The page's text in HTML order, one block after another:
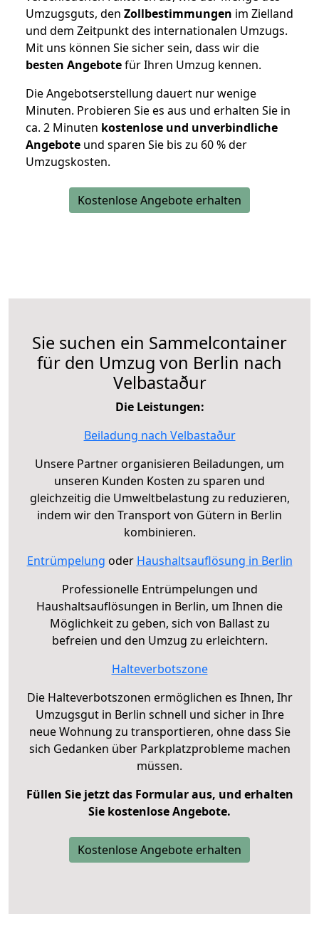
Umzugsguts, den Zollbestimmungen im Zielland
und dem Zeitpunkt des internationalen Umzugs.
Mit uns können Sie sicher sein, dass wir die
besten Angebotefür Ihren Umzug kennen.
Die Angebotserstellung dauert nur wenige
Minuten. Probieren Sie es aus und erhalten Sie in
ca. 2 Minuten kostenlose und unverbindliche
Angebote und sparen Sie bis zu 60 % der
Umzugskosten.
Kostenlose Angebote erhalten
Sie suchen ein Sammelcontainer
für den Umzug von Berlin nach
Velbastaður
Die Leistungen:
Beiladung nach Velbastaður
Unsere Partner organisieren Beiladungen, um
unseren Kunden Kosten zu sparen und
gleichzeitig die Umweltbelastung zu reduzieren,
indem wir den Transport von Gütern in Berlin
kombinieren.
Entrümpelung oder Haushaltsauflösung in Berlin
Professionelle Entrümpelungen und
Haushaltsauflösungen in Berlin, um Ihnen die
Möglichkeit zu geben, sich von Ballast zu
befreien und den Umzug zu erleichtern.
Halteverbotszone
Die Halteverbotszonen ermöglichen es Ihnen, Ihr
Umzugsgut in Berlin schnell und sicher in Ihre
neue Wohnung zu transportieren, ohne dass Sie
sich Gedanken über Parkplatzprobleme machen
müssen.
Füllen Sie jetzt das Formular aus, und erhalten
Sie kostenlose Angebote.
Kostenlose Angebote erhalten